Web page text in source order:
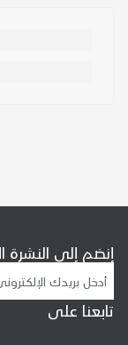
إنضم إلى النشرة
تابعنا على